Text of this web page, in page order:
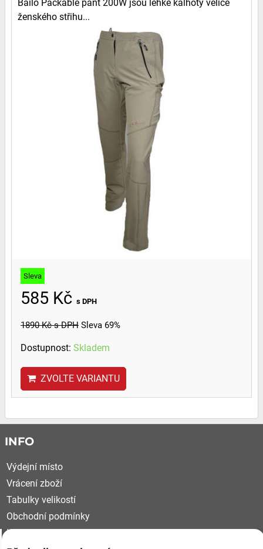
Bailo Packable pant 200W jsou lehké kalhoty velice
ženského střihu...
Sleva
585 Kč s DPH
1890 Kčs DPH Sleva 69%
Dostupnost: Skladem
ZVOLTE VARIANTU
INFO
Výdejní místo
Vrácení zboží
Tabulky velikostí
Obchodní podmínky
Kariéra